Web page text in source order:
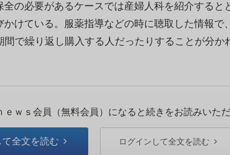
の必要があるケースでは産婦人科を紹介すると
かけている。服薬指導などの時に聴取した情報で
間で繰り返し購入する人だったりすることが分か
ｅｗｓ会員（無料会員）になると続きをお読みいただ
て全文を読む ログインして全文を読む